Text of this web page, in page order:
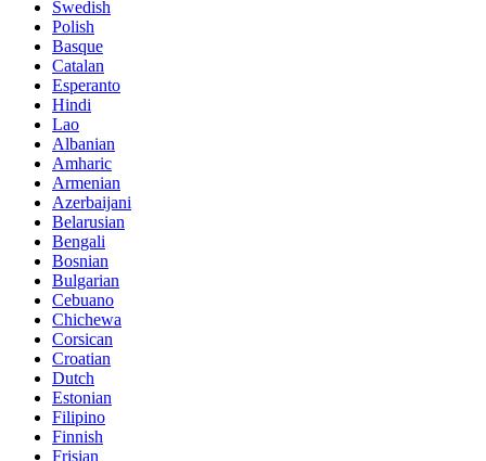
Swedish
Polish
Basque
Catalan
Esperanto
Hindi
Lao
Albanian
Amharic
Armenian
Azerbaijani
Belarusian
Bengali
Bosnian
Bulgarian
Cebuano
Chichewa
Corsican
Croatian
Dutch
Estonian
Filipino
Finnish
Frisian